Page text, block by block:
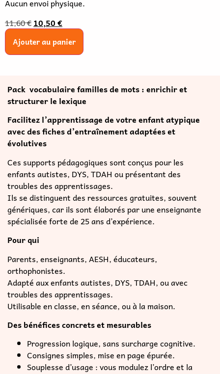
Aucun envoi physique.
11,60€10,50€
Ajouter au panier
Pack vocabulaire familles de mots : enrichir et
structurer le lexique
Facilitez l’apprentissage de votre enfant atypique
avec des fiches d’entraînement adaptées et
évolutives
Ces supports pédagogiques sont conçus pour les
enfants autistes, DYS, TDAH ou présentant des
troubles des apprentissages.
Ils se distinguent des ressources gratuites, souvent
génériques, car ils sont élaborés par une enseignante
spécialisée forte de 25 ans d’expérience.
Pour qui
Parents, enseignants, AESH, éducateurs,
orthophonistes.
Adapté aux enfants autistes, DYS, TDAH, ou avec
troubles des apprentissages.
Utilisable en classe, en séance, ou à la maison.
Des bénéfices concrets et mesurables
Progression logique, sans surcharge cognitive.
Consignes simples, mise en page épurée.
Souplesse d’usage : vous modulez l’ordre et la